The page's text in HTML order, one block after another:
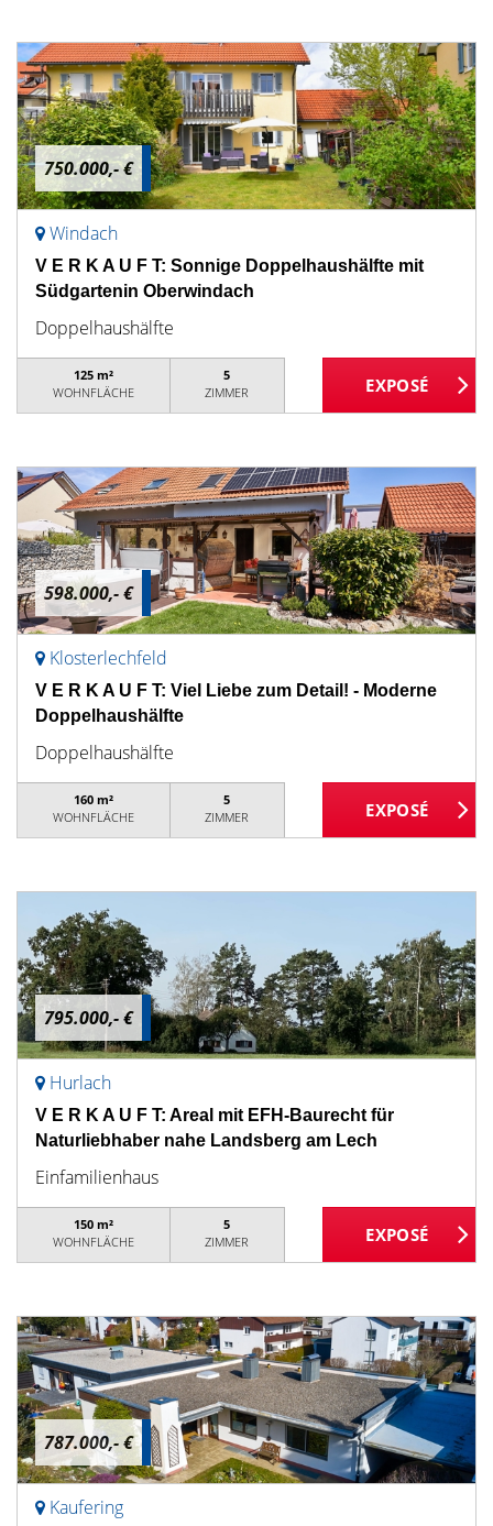
750.000,- €
Windach
V E R K A U F T: Sonnige Doppelhaushälfte mit
Südgartenin Oberwindach
Doppelhaushälfte
125 m²
WOHNFLÄCHE
5
ZIMMER
598.000,- €
Klosterlechfeld
V E R K A U F T: Viel Liebe zum Detail! - Moderne
Doppelhaushälfte
Doppelhaushälfte
160 m²
WOHNFLÄCHE
5
ZIMMER
795.000,- €
Hurlach
V E R K A U F T: Areal mit EFH-Baurecht für
Naturliebhaber nahe Landsberg am Lech
Einfamilienhaus
150 m²
WOHNFLÄCHE
5
ZIMMER
787.000,- €
Kaufering